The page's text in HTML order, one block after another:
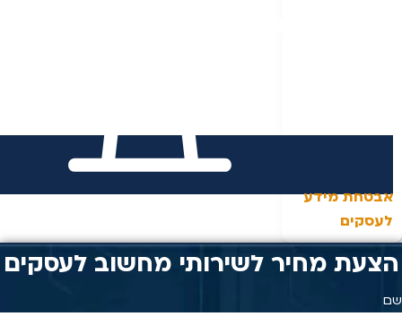
אבטחת מידע
לעסקים
הצעת מחיר לשירותי מחשוב לעסקים
שם